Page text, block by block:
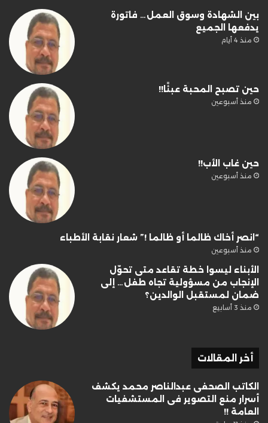
بين الشهادة وسوق العمل… فاتورة
يدفعها الجميع
منذ 4 أيام
حين تصبح المحبة عبئًا!!
منذ أسبوعين
حين غاب الأب!!
منذ أسبوعين
“انصر أخاك ظالما أو ظالما !” شعار نقابة الأطباء
منذ أسبوعين
الأبناء ليسوا خطة تقاعد متى تحوّل
الإنجاب من مسؤولية تجاه طفل… إلى
ضمان لمستقبل الوالدين؟
منذ 3 أسابيع
أخر المقالات
الكاتب الصحفى عبدالناصر محمد يكشف
أسرار منع التصوير فى المستشفيات
العامة !!